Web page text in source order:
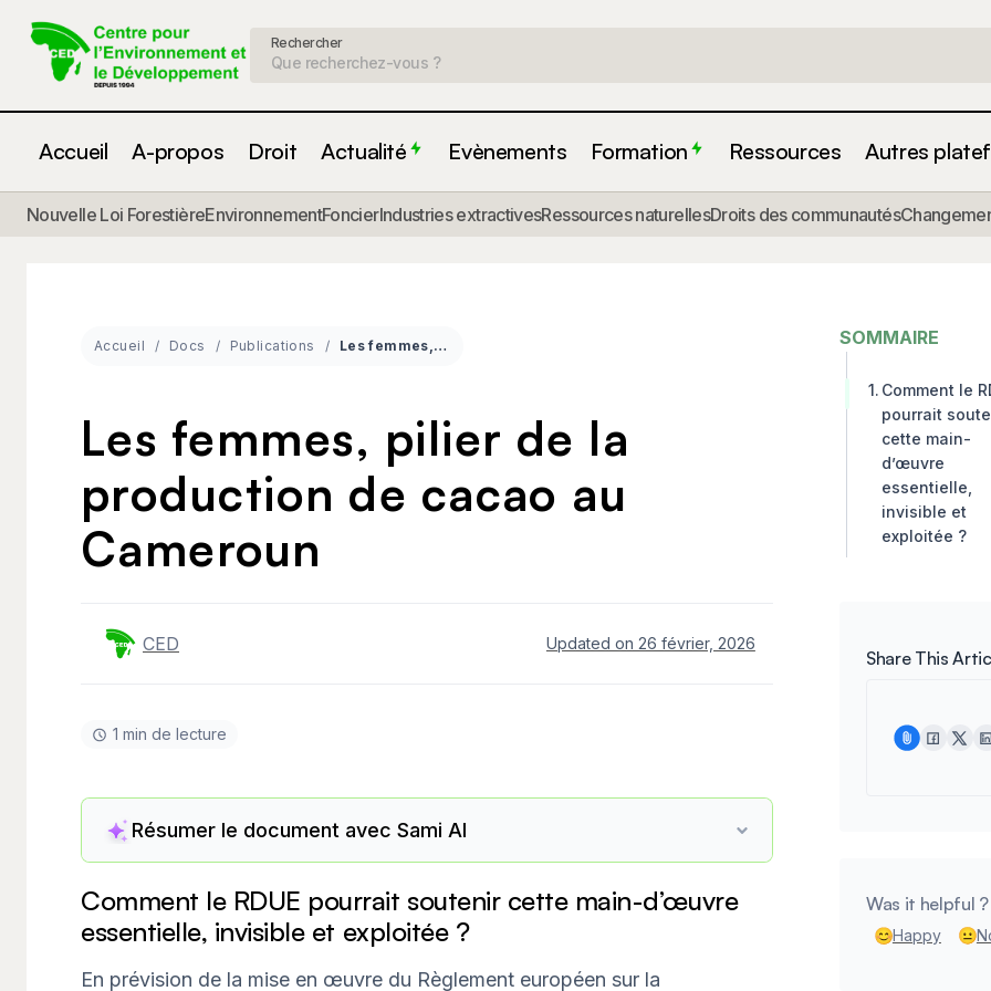
Rechercher
Accueil A-propos Droit Actualité Evènements Formation Ressources Autres
Nouvelle Loi ForestièreEnvironnementFoncierIndustries extractivesRessources naturellesDroits des communautés
Accueil Docs Publications Les femmes, pilier de la production de cacao au Cameroun
Les femmes, pilier de la
production de cacao au
Cameroun
CED Updated on 26 février, 2026
1 min de lecture
Résumer le document avec Sami AI
Comment le RDUE pourrait soutenir cette main-d’œuvre
essentielle, invisible et exploitée ?
En prévision de la mise en œuvre du Règlement européen sur la
SOMMAIRE
Comment le
pourrait
cette main-
d’œuvre
essentielle,
invisible et
exploitée ?
Share This
Was it helpful ?
Happy